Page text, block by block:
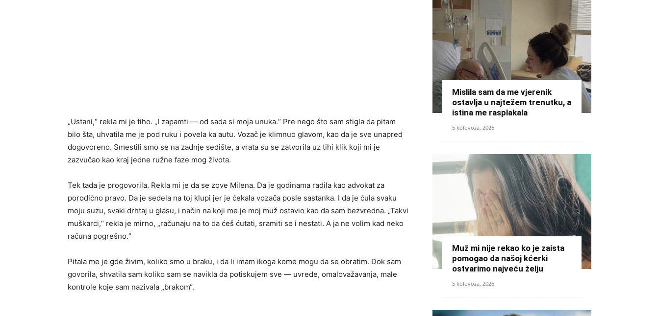
„Ustani,“ rekla mi je tiho. „I zapamti — od sada si moja unuka.“ Pre nego što sam stigla da pitam
bilo šta, uhvatila me je pod ruku i povela ka autu. Vozač je klimnuo glavom, kao da je sve unapred
dogovoreno. Smestili smo se na zadnje sedište, a vrata su se zatvorila uz tihi klik koji mi je
zazvučao kao kraj jedne ružne faze mog života.
Tek tada je progovorila. Rekla mi je da se zove Milena. Da je godinama radila kao advokat za
porodično pravo. Da je sedela na toj klupi jer je čekala vozača posle sastanka. I da je čula svaku
moju suzu, svaki drhtaj u glasu, i način na koji me je moj muž ostavio kao da sam bezvredna. „Takvi
muškarci,“ rekla je mirno, „računaju na to da ćeš ćutati, sramiti se i nestati. A ja ne volim kad neko
računa pogrešno.“
Pitala me je gde živim, koliko smo u braku, i da li imam ikoga kome mogu da se obratim. Dok sam
govorila, shvatila sam koliko sam se navikla da potiskujem sve — uvrede, omalovažavanja, male
kontrole koje sam nazivala „brakom“.
Mislila sam da me vjerenik
ostavlja u najtežem trenutku, a
istina me rasplakala
5 kolovoza, 2026
Muž mi nije rekao ko je zaista
pomogao da našoj kćerki
ostvarimo najveću želju
5 kolovoza, 2026